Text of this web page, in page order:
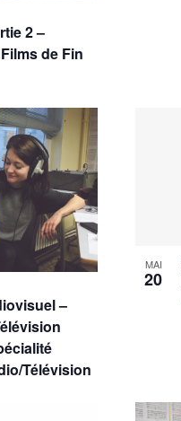
2 –
de Fin
–
Télévision
MAI
20